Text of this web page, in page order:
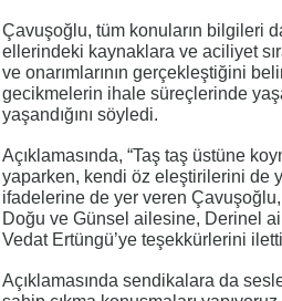
Çavuşoğlu, tüm konuların bilgileri
ellerindeki kaynaklara ve aciliyet
ve onarımlarının gerçekleştiğini
gecikmelerin ihale süreçlerinde
yaşandığını söyledi.
Açıklamasında, “Taş taş üstüne
yaparken, kendi öz eleştirilerini de
ifadelerine de yer veren
Doğu ve Günsel ailesine, Derinel
Vedat Ertüngü’ye teşekkürlerini
Açıklamasında sendikalara da